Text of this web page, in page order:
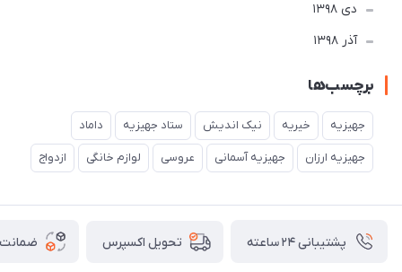
دی 1398
آذر 1398
برچسب‌ها
جهیزیه خیریه نیک اندیش ستاد جهیزیه داماد
جهیزیه ارزان جهیزیه آسمانی عروسی لوازم خانگی ازدواج
پشتیبانی ۲۴ ساعته تحویل اکسپرس ضمانت